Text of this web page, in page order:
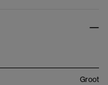
Groot